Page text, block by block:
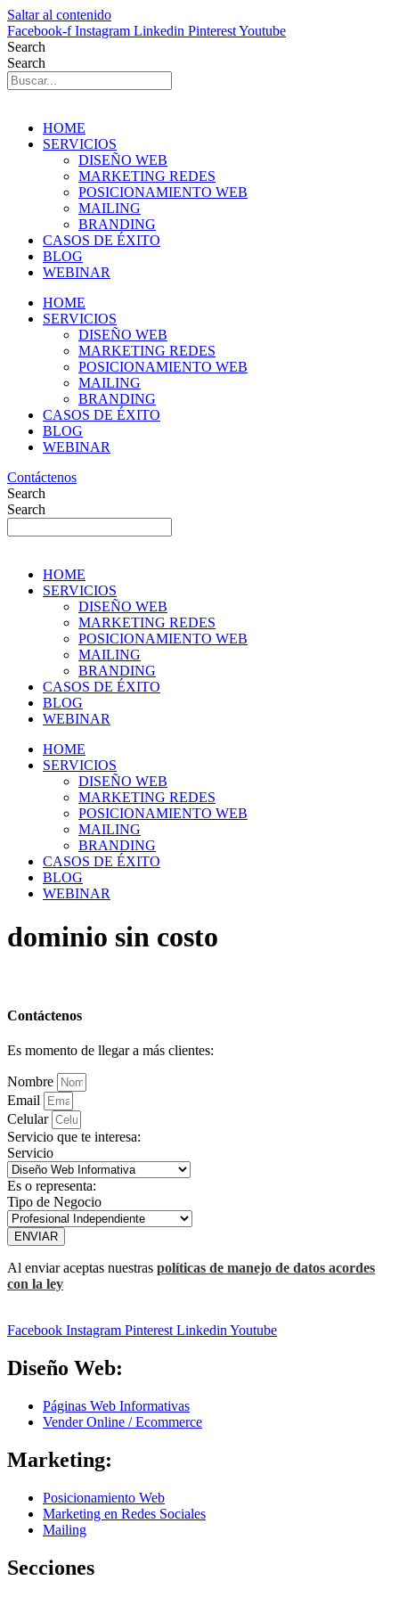
Saltar al contenido
Facebook-f Instagram Linkedin PinterestYoutube
Search
Search
HOME
SERVICIOS
DISEÑO WEB
MARKETING REDES
POSICIONAMIENTO WEB
MAILING
BRANDING
CASOS DE ÉXITO
BLOG
WEBINAR
HOME
SERVICIOS
DISEÑO WEB
MARKETING REDES
POSICIONAMIENTO WEB
MAILING
BRANDING
CASOS DE ÉXITO
BLOG
WEBINAR
Contáctenos
Search
Search
HOME
SERVICIOS
DISEÑO WEB
MARKETING REDES
POSICIONAMIENTO WEB
MAILING
BRANDING
CASOS DE ÉXITO
BLOG
WEBINAR
HOME
SERVICIOS
DISEÑO WEB
MARKETING REDES
POSICIONAMIENTO WEB
MAILING
BRANDING
CASOS DE ÉXITO
BLOG
WEBINAR
dominio sin costo
Contáctenos
Es momento de llegar a más clientes:
Nombre
Email
Celular
Servicio que te interesa:
Servicio
Es o representa:
Tipo de Negocio
ENVIAR
Al enviar aceptas nuestras políticas de manejo de datos acordes
con la ley
Facebook Instagram Pinterest LinkedinYoutube
Diseño Web:
Páginas Web Informativas
Vender Online / Ecommerce
Marketing:
Posicionamiento Web
Marketing en Redes Sociales
Mailing
Secciones